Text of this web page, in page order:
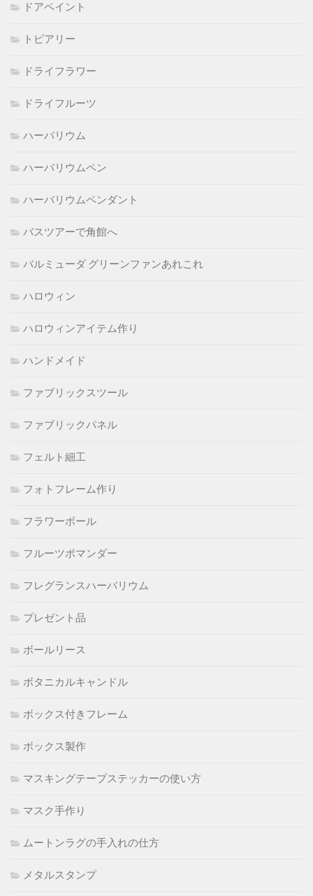
ドアペイント
トピアリー
ドライフラワー
ドライフルーツ
ハーバリウム
ハーバリウムペン
ハーバリウムペンダント
バスツアーで角館へ
バルミューダ グリーンファンあれこれ
ハロウィン
ハロウィンアイテム作り
ハンドメイド
ファブリックスツール
ファブリックパネル
フェルト細工
フォトフレーム作り
フラワーボール
フルーツポマンダー
フレグランスハーバリウム
プレゼント品
ボールリース
ボタニカルキャンドル
ボックス付きフレーム
ボックス製作
マスキングテープステッカーの使い方
マスク手作り
ムートンラグの手入れの仕方
メタルスタンプ